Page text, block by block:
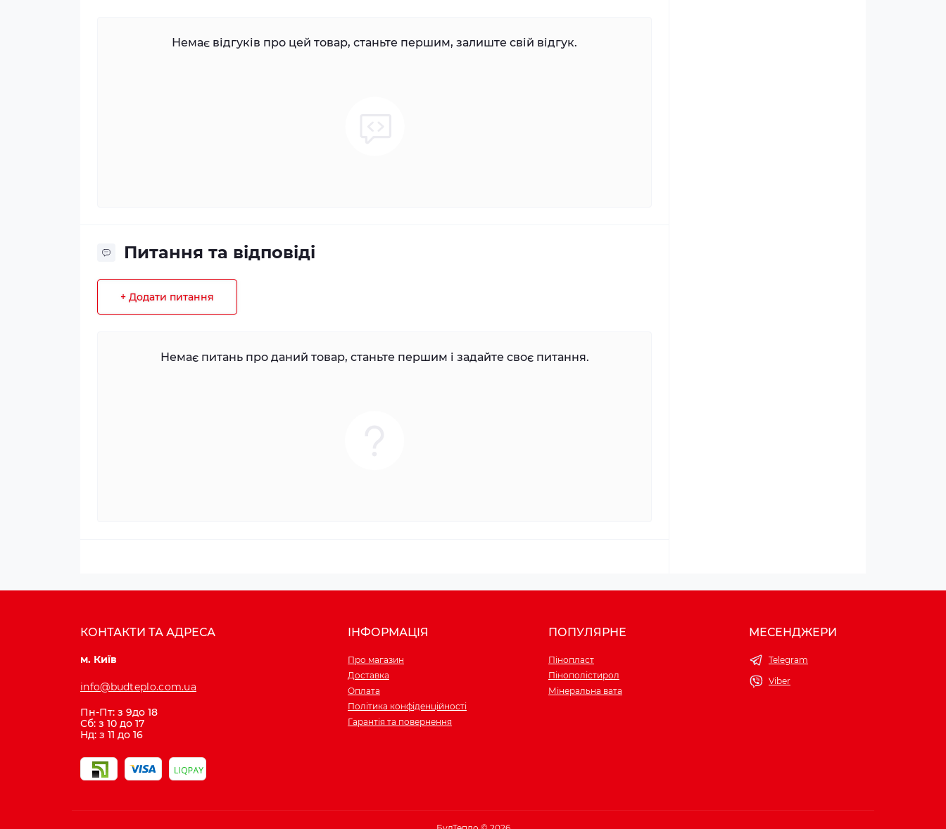
Немає відгуків про цей товар, станьте першим, залиште свій відгук.
Питання та відповіді
+ Додати питання
Немає питань про даний товар, станьте першим і задайте своє питання.
КОНТАКТИ ТА АДРЕСА
м. Київ
info@budteplo.com.ua
Пн-Пт: з 9до 18
Сб: з 10 до 17
Нд: з 11 до 16
ІНФОРМАЦІЯ
Про магазин
Доставка
Оплата
Політика конфіденційності
Гарантія та повернення
ПОПУЛЯРНЕ
Пінопласт
Пінополістирол
Мінеральна вата
МЕСЕНДЖЕРИ
Telegram
Viber